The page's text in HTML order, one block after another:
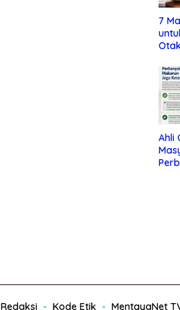
7
Ahli
Redaksi Kode Etik MentayaNet